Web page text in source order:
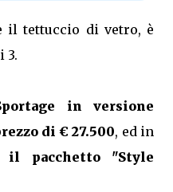
il tettuccio di vetro, è
3.
in versione
di € 27.500, ed in
il pacchetto "Style